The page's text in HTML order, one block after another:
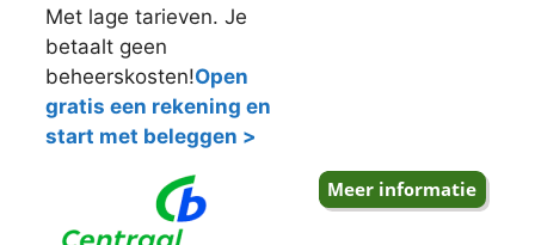
Met lage tarieven. Je
betaalt geen
beheerskosten!Open
gratis een rekening en
start met beleggen >